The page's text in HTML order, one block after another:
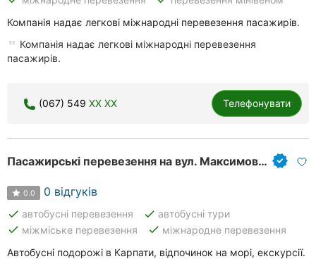
Компанія надає легкові міжнародні перевезення пасажирів.
Компанія надає легкові міжнародні перевезення
пасажирів.
(067) 549 XX XX Телефонувати
Пасажирські перевезення на вул. Максимовича
0.0 0 відгуків
done автобусні перевезення done автобусні тури
done міжміське перевезення done міжнародне перевезення
Автобусні подорожі в Карпати, відпочинок на морі, екскурсії.